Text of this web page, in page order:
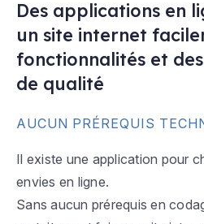
Des applications en
un site internet
fonctionnalités et
de qualité
AUCUN PRÉREQUIS
Il existe une application pour
envies en ligne.
Sans aucun prérequis en